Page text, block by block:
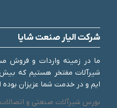
شرکت الیار صنعت شایا
ما در زمینه واردات و فروش
شیرآلات مفتخر هستیم که
ایم و در خدمت شما عزیزان بوده
بورس شیرآلات صنعتی و اتصالات